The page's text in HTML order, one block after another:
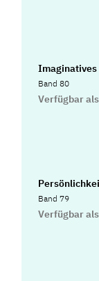
Band 80
Verfügbar
Band 79
Verfügbar